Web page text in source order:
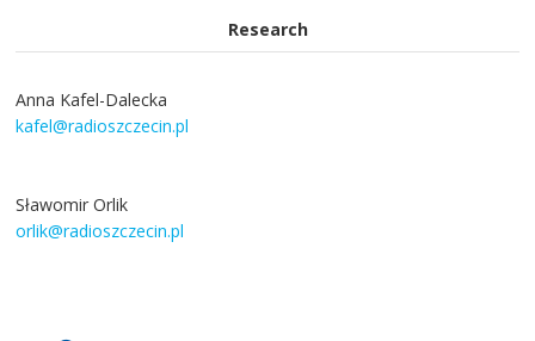
Research
Anna Kafel-Dalecka
kafel@radioszczecin.pl
Sławomir Orlik
orlik@radioszczecin.pl